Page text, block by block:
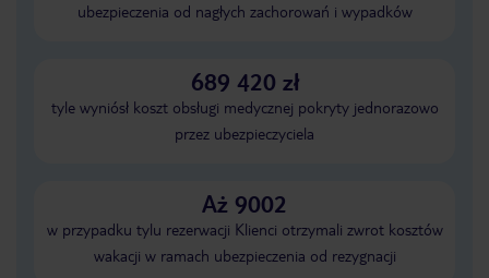
ubezpieczenia od nagłych zachorowań i wypadków
689 420 zł
tyle wyniósł koszt obsługi medycznej pokryty jednorazowo
przez ubezpieczyciela
Aż 9002
w przypadku tylu rezerwacji Klienci otrzymali zwrot kosztów
wakacji w ramach ubezpieczenia od rezygnacji